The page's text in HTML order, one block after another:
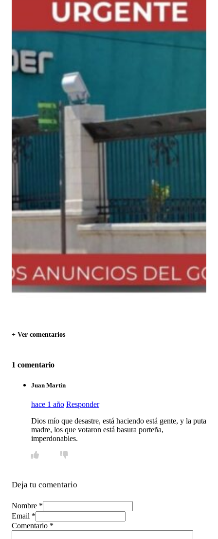
+ Ver comentarios
1 comentario
Juan Martin
hace 1 año Responder
Dios mío que desastre, está haciendo está gente, y la puta
madre, los que votaron está basura porteña,
imperdonables.
Deja tu comentario
Nombre *
Email *
Comentario *